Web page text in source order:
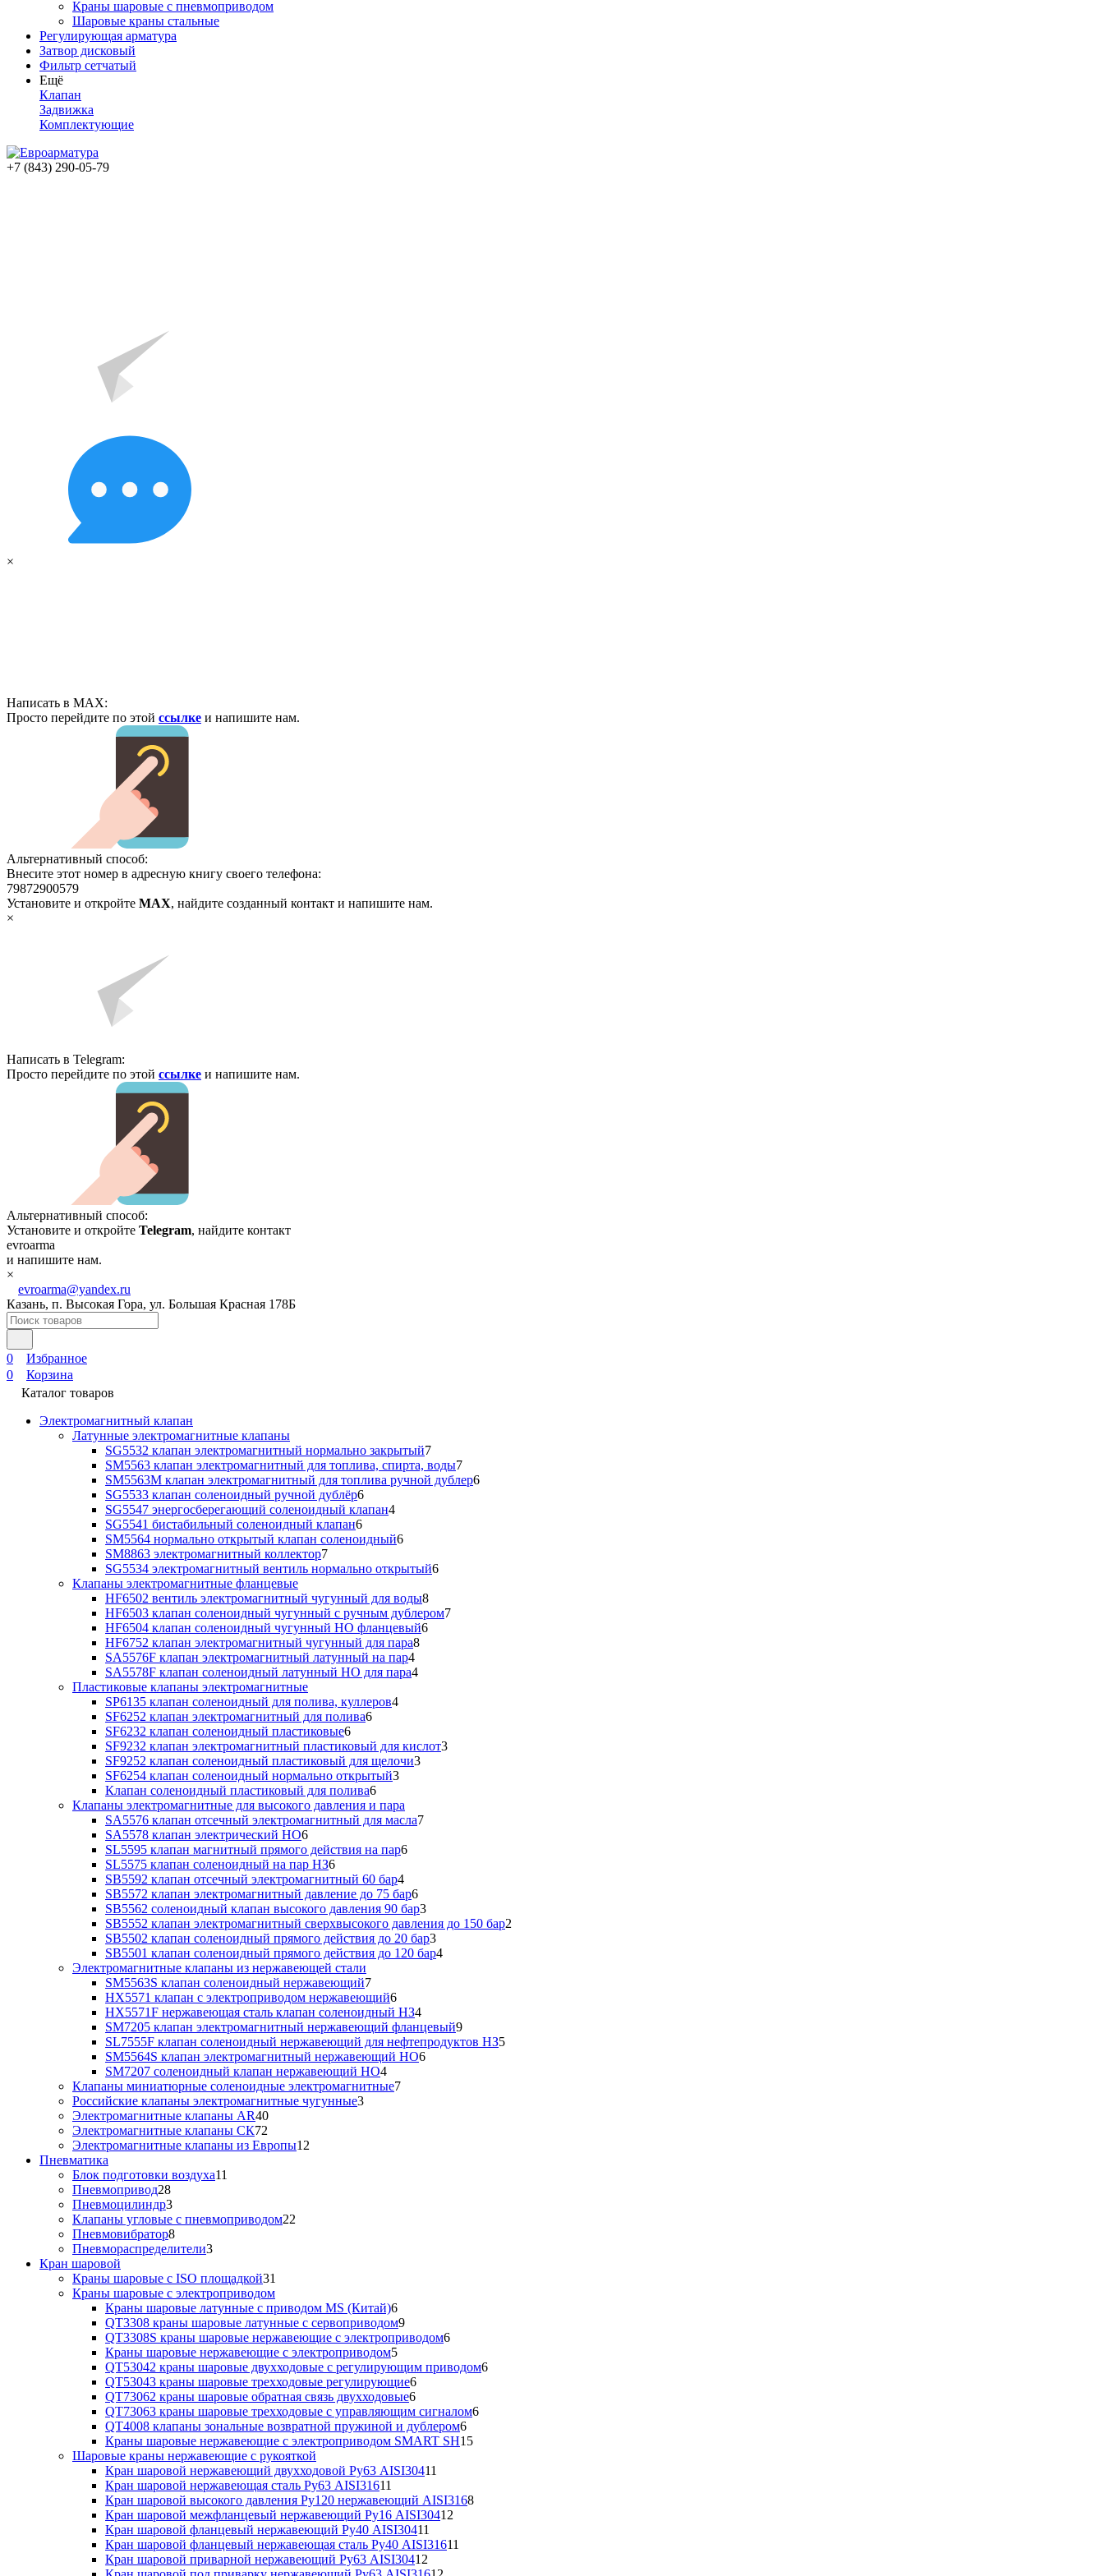
Краны шаровые с пневмоприводом
Шаровые краны стальные
Регулирующая арматура
Затвор дисковый
Фильтр сетчатый
Ещё
Клапан
Задвижка
Комплектующие
+7 (843) 290-05-79
×
Написать в MAX:
Просто перейдите по этой ссылке и напишите нам.
Альтернативный способ:
Внесите этот номер в адресную книгу своего телефона:
79872900579
Установите и откройте MAX, найдите созданный контакт и напишите нам.
×
Написать в Telegram:
Просто перейдите по этой ссылке и напишите нам.
Альтернативный способ:
Установите и откройте Telegram, найдите контакт
evroarma
и напишите нам.
×
evroarma@yandex.ru
Казань, п. Высокая Гора, ул. Большая Красная 178Б
0
Избранное
0
Корзина
Каталог товаров
Электромагнитный клапан
Латунные электромагнитные клапаны
SG5532 клапан электромагнитный нормально закрытый7
SM5563 клапан электромагнитный для топлива, спирта, воды7
SM5563M клапан электромагнитный для топлива ручной дублер6
SG5533 клапан соленоидный ручной дублёр6
SG5547 энергосберегающий соленоидный клапан4
SG5541 бистабильный соленоидный клапан6
SM5564 нормально открытый клапан соленоидный6
SM8863 электромагнитный коллектор7
SG5534 электромагнитный вентиль нормально открытый6
Клапаны электромагнитные фланцевые
HF6502 вентиль электромагнитный чугунный для воды8
HF6503 клапан соленоидный чугунный с ручным дублером7
HF6504 клапан соленоидный чугунный НО фланцевый6
HF6752 клапан электромагнитный чугунный для пара8
SA5576F клапан электромагнитный латунный на пар4
SA5578F клапан соленоидный латунный НО для пара4
Пластиковые клапаны электромагнитные
SP6135 клапан соленоидный для полива, куллеров4
SF6252 клапан электромагнитный для полива6
SF6232 клапан соленоидный пластиковые6
SF9232 клапан электромагнитный пластиковый для кислот3
SF9252 клапан соленоидный пластиковый для щелочи3
SF6254 клапан соленоидный нормально открытый3
Клапан соленоидный пластиковый для полива6
Клапаны электромагнитные для высокого давления и пара
SA5576 клапан отсечный электромагнитный для масла7
SA5578 клапан электрический НО6
SL5595 клапан магнитный прямого действия на пар6
SL5575 клапан соленоидный на пар НЗ6
SB5592 клапан отсечный электромагнитный 60 бар4
SB5572 клапан электромагнитный давление до 75 бар6
SB5562 соленоидный клапан высокого давления 90 бар3
SB5552 клапан электромагнитный сверхвысокого давления до 150 бар2
SB5502 клапан соленоидный прямого действия до 20 бар3
SB5501 клапан соленоидный прямого действия до 120 бар4
Электромагнитные клапаны из нержавеющей стали
SM5563S клапан соленоидный нержавеющий7
HX5571 клапан с электроприводом нержавеющий6
HX5571F нержавеющая сталь клапан соленоидный НЗ4
SM7205 клапан электромагнитный нержавеющий фланцевый9
SL7555F клапан соленоидный нержавеющий для нефтепродуктов НЗ5
SM5564S клапан электромагнитный нержавеющий НО6
SM7207 соленоидный клапан нержавеющий НО4
Клапаны миниатюрные соленоидные электромагнитные7
Российские клапаны электромагнитные чугунные3
Электромагнитные клапаны AR40
Электромагнитные клапаны СК72
Электромагнитные клапаны из Европы12
Пневматика
Блок подготовки воздуха11
Пневмопривод28
Пневмоцилиндр3
Клапаны угловые с пневмоприводом22
Пневмовибратор8
Пневмораспределители3
Кран шаровой
Краны шаровые с ISO площадкой31
Краны шаровые с электроприводом
Краны шаровые латунные с приводом MS (Китай)6
QT3308 краны шаровые латунные с сервоприводом9
QT3308S краны шаровые нержавеющие с электроприводом6
Краны шаровые нержавеющие с электроприводом5
QT53042 краны шаровые двухходовые с регулирующим приводом6
QT53043 краны шаровые трехходовые регулирующие6
QT73062 краны шаровые обратная связь двухходовые6
QT73063 краны шаровые трехходовые с управляющим сигналом6
QT4008 клапаны зональные возвратной пружиной и дублером6
Краны шаровые нержавеющие с электроприводом SMART SH15
Шаровые краны нержавеющие с рукояткой
Кран шаровой нержавеющий двухходовой Ру63 AISI30411
Кран шаровой нержавеющая сталь Ру63 AISI31611
Кран шаровой высокого давления Ру120 нержавеющий AISI3168
Кран шаровой межфланцевый нержавеющий Ру16 AISI30412
Кран шаровой фланцевый нержавеющий Ру40 AISI30411
Кран шаровой фланцевый нержавеющая сталь Ру40 AISI31611
Кран шаровой приварной нержавеющий Ру63 AISI30412